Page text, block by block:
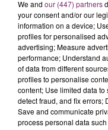
Poste à pourvoir
CDI) A temps plein
Les Tâches du
l'entretien.
Type d'emploi :
Salaire : à partir de
Horaires :
We and our (447) partners
your consent and/or our
information on a device;
profiles for personalised
advertising; Measure
performance; Understand
of data from different
profiles to personalise
content; Use limited data
detect fraud, and fix errors;
Save and communicate
process personal data